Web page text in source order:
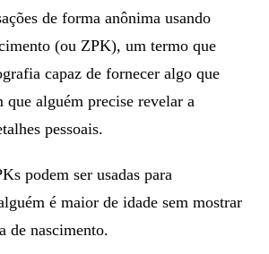
de forma anônima usando
(ou ZPK), um termo que
capaz de fornecer algo que
que alguém precise revelar a
pessoais.
podem ser usadas para
é maior de idade sem mostrar
de nascimento.